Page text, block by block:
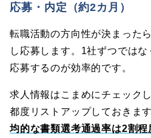
応募・内定（約2カ月）
転職活動の方向性が決まった
し応募します。1社ずつでは
応募するのが効率的です。
求人情報はこまめにチェック
都度リストアップしておきま
均的な書類選考通過率は2割程